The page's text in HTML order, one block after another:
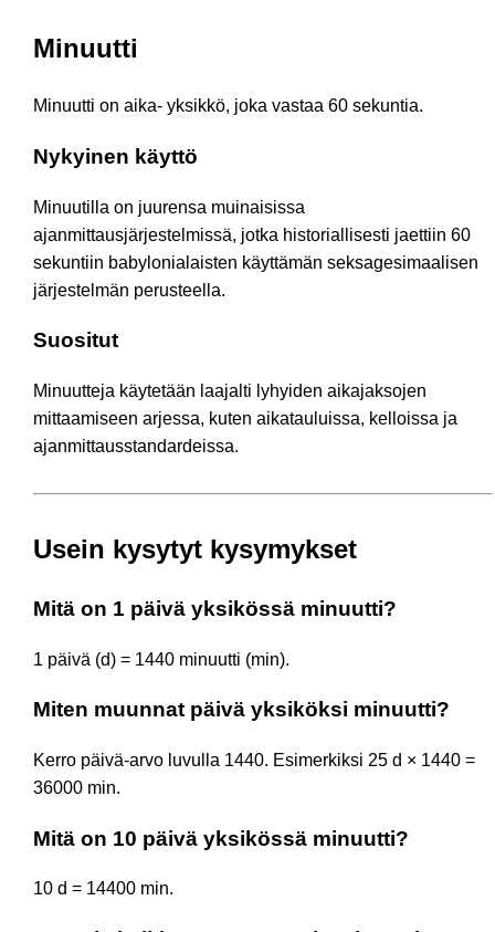
Minuutti
Minuutti on aika- yksikkö, joka vastaa 60 sekuntia.
Nykyinen käyttö
Minuutilla on juurensa muinaisissa
ajanmittausjärjestelmissä, jotka historiallisesti jaettiin 60
sekuntiin babylonialaisten käyttämän seksagesimaalisen
järjestelmän perusteella.
Suositut
Minuutteja käytetään laajalti lyhyiden aikajaksojen
mittaamiseen arjessa, kuten aikatauluissa, kelloissa ja
ajanmittausstandardeissa.
Usein kysytyt kysymykset
Mitä on 1 päivä yksikössä minuutti?
1 päivä (d) = 1440 minuutti (min).
Miten muunnat päivä yksiköksi minuutti?
Kerro päivä-arvo luvulla 1440. Esimerkiksi 25 d × 1440 =
36000 min.
Mitä on 10 päivä yksikössä minuutti?
10 d = 14400 min.